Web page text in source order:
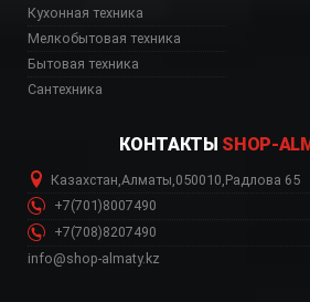
Кухонная техника
Мелкобытовая техника
Бытовая техника
Сантехника
КОНТАКТЫ SHOP-
Казахстан Алматы 050010 Радлова 65
+7(701)8007490
+7(708)8207490
info@shop-almaty.kz